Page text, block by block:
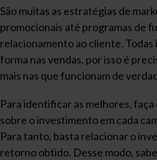
São muitas as estratégias de
promocionais até programas de
relacionamento ao cliente. Todas
forma nas vendas, por isso é
mais nas que funcionam de
Para identificar as melhores,
sobre o investimento em cada
Para tanto, basta relacionar o
retorno obtido. Desse modo,